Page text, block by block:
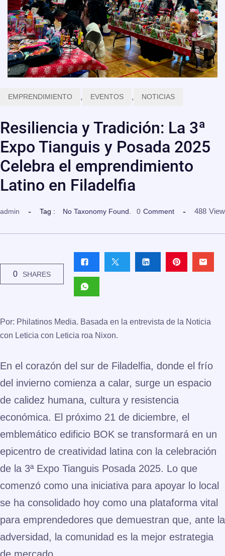
EMPRENDIMIENTO , EVENTOS , NOTICIAS
Resiliencia y Tradición: La 3ª
Expo Tianguis y Posada 2025
Celebra el emprendimiento
Latino en Filadelfia
admin Tag : No Taxonomy Found. 0 Comment 488 View
0 SHARES
Por: Philatinos Media. Basada en la entrevista de la Noticia
con Leticia con Leticia roa Nixon.
En el corazón del sur de Filadelfia, donde el frío
del invierno comienza a calar, surge un espacio
de calidez humana, cultura y resistencia
económica. El próximo 21 de diciembre, el
emblemático edificio BOK se transformará en un
epicentro de creatividad latina con la celebración
de la 3ª Expo Tianguis Posada 2025. Lo que
comenzó como una iniciativa para apoyar lo local
se ha consolidado hoy como una plataforma vital
para emprendedores que demuestran que, ante la
adversidad, la comunidad es la mejor estrategia